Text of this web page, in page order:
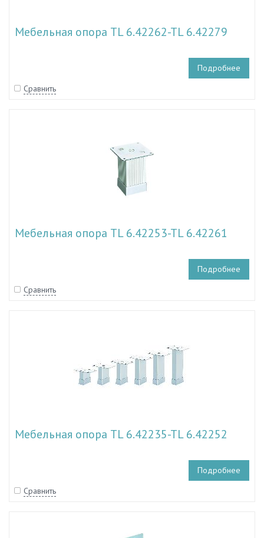
Мебельная опора TL 6.42262-TL 6.42279
Подробнее
Сравнить
Мебельная опора TL 6.42253-TL 6.42261
Подробнее
Сравнить
Мебельная опора TL 6.42235-TL 6.42252
Подробнее
Сравнить